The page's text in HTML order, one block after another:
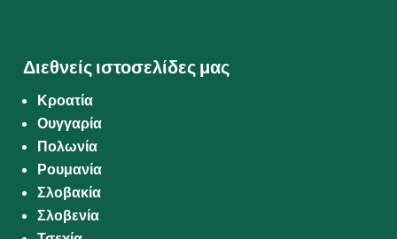
Διεθνείς ιστοσελίδες μας
Κροατία
Ουγγαρία
Πολωνία
Ρουμανία
Σλοβακία
Σλοβενία